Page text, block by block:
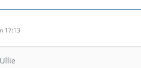
17:13